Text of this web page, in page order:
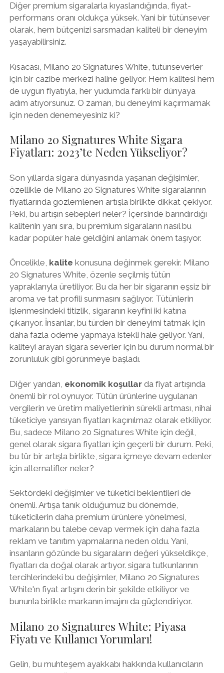
Diğer premium sigaralarla kıyaslandığında, fiyat-
performans oranı oldukça yüksek. Yani bir tütünsever
olarak, hem bütçenizi sarsmadan kaliteli bir deneyim
yaşayabilirsiniz.
Kısacası, Milano 20 Signatures White, tütünseverler
için bir cazibe merkezi haline geliyor. Hem kalitesi hem
de uygun fiyatıyla, her yudumda farklı bir dünyaya
adım atıyorsunuz. O zaman, bu deneyimi kaçırmamak
için neden denemeyesiniz ki?
Milano 20 Signatures White Sigara
Fiyatları: 2023’te Neden Yükseliyor?
Son yıllarda sigara dünyasında yaşanan değişimler,
özellikle de Milano 20 Signatures White sigaralarının
fiyatlarında gözlemlenen artışla birlikte dikkat çekiyor.
Peki, bu artışın sebepleri neler? İçersinde barındırdığı
kalitenin yanı sıra, bu premium sigaraların nasıl bu
kadar popüler hale geldiğini anlamak önem taşıyor.
Öncelikle, kalite konusuna değinmek gerekir. Milano
20 Signatures White, özenle seçilmiş tütün
yapraklarıyla üretiliyor. Bu da her bir sigaranın eşsiz bir
aroma ve tat profili sunmasını sağlıyor. Tütünlerin
işlenmesindeki titizlik, sigaranın keyfini iki katına
çıkarıyor. İnsanlar, bu türden bir deneyimi tatmak için
daha fazla ödeme yapmaya istekli hale geliyor. Yani,
kaliteyi arayan sigara severler için bu durum normal bir
zorunluluk gibi görünmeye başladı.
Diğer yandan, ekonomik koşullarda fiyat artışında
önemli bir rol oynuyor. Tütün ürünlerine uygulanan
vergilerin ve üretim maliyetlerinin sürekli artması, nihai
tüketiciye yansıyan fiyatları kaçınılmaz olarak etkiliyor.
Bu, sadece Milano 20 Signatures White için değil,
genel olarak sigara fiyatları için geçerli bir durum. Peki,
bu tür bir artışla birlikte, sigara içmeye devam edenler
için alternatifler neler?
Sektördeki değişimler ve tüketici beklentileri de
önemli. Artışa tanık olduğumuz bu dönemde,
tüketicilerin daha premium ürünlere yönelmesi,
markaların bu talebe cevap vermek için daha fazla
reklam ve tanıtım yapmalarına neden oldu. Yani,
insanların gözünde bu sigaraların değeri yükseldikçe,
fiyatları da doğal olarak artıyor. sigara tutkunlarının
tercihlerindeki bu değişimler, Milano 20 Signatures
White'ın fiyat artışını derin bir şekilde etkiliyor ve
bununla birlikte markanın imajını da güçlendiriyor.
Milano 20 Signatures White: Piyasa
Fiyatı ve Kullanıcı Yorumları!
Gelin, bu muhteşem ayakkabı hakkında kullanıcıların